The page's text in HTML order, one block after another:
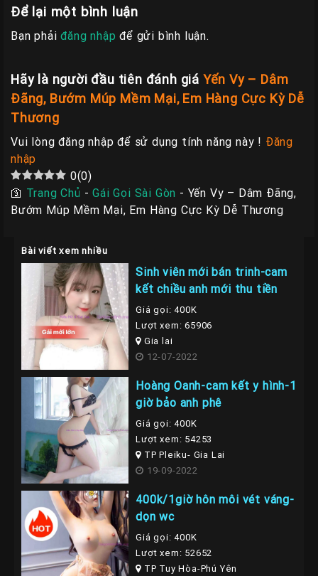
Để lại một bình luận
Bạn phảiđăng nhập để gửi bình luận.
Hãy là người đầu tiên đánh giá Yến Vy – Dâm
Đãng, Bướm Múp Mềm Mại, Em Hàng Cực Kỳ Dễ
Thương
Vui lòng đăng nhập để sử dụng tính năng này ! Đăng
nhập
0(0)
🛐 Trang Chủ -Gái Gọi Sài Gòn - Yến Vy – Dâm Đãng,
Bướm Múp Mềm Mại, Em Hàng Cực Kỳ Dễ Thương
Bài viết xem nhiều
Sinh viên mới bán trinh-cam
kết chiều anh mới thu tiền
Giá gọi: 400K
Lượt xem: 65906
Gia lai
12-07-2022
Hoàng Oanh-cam kết y hình-1
giờ bảo anh phê
Giá gọi: 400K
Lượt xem: 54253
TP Pleiku- Gia Lai
19-09-2022
400k/1giờ hôn môi vét váng-
dọn wc
Giá gọi: 400K
Lượt xem: 52652
TP Tuy Hòa-Phú Yên